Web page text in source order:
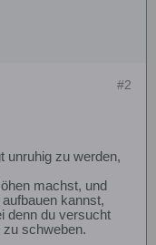
#2
unruhig zu werden,
machst, und
kannst,
denn du versucht
zu schweben.